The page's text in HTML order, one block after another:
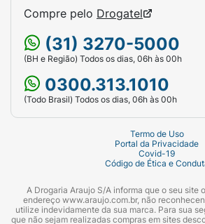
Compre pelo Drogatel
(31) 3270-5000
(BH e Região) Todos os dias, 06h às 00h
0300.313.1010
(Todo Brasil) Todos os dias, 06h às 00h
Termo de Uso
Portal da Privacidade
Covid-19
Código de Ética e
A Drogaria Araujo S/A informa que o seu site
endereço www.araujo.com.br, não
utilize indevidamente da sua marca. Para sua
que não sejam realizadas compras em sites